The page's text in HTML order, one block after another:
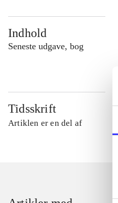
Indhold
Seneste udgave, bog
Tidsskrift
Artiklen er en del af